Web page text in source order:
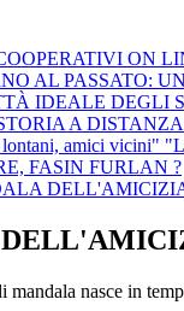
ON
AL PASSATO:
IDEALE DEGLI
A
amici vicini"
FASIN FURLAN ?
mandala nasce in